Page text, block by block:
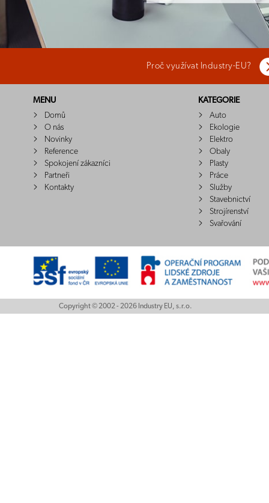
Proč využívat Industry-EU?
MENU
Domů
O nás
Novinky
Reference
Spokojení zákazníci
Partneři
Kontakty
KATEGORIE
Auto
Ekologie
Elektro
Obaly
Plasty
Práce
Služby
Stavebnictví
Strojírenství
Svařování
Copyright © 2002 - 2026 Industry EU, s.r.o.